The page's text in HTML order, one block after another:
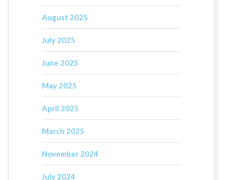
August 2025
July 2025
June 2025
May 2025
April 2025
March 2025
November 2024
July 2024